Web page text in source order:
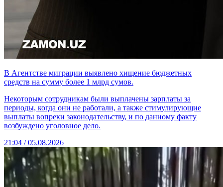
В Агентстве миграции выявлено хищение бюджетных
средств на сумму более 1 млрд сумов.
Некоторым сотрудникам были выплачены зарплаты за
периоды, когда они не работали, а также стимулирующие
выплаты вопреки законодательству, и по данному факту
возбуждено уголовное дело.
21:04 / 05.08.2026